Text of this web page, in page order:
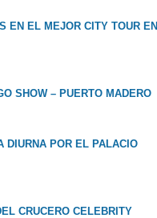
EN EL MEJOR CITY TOUR EN
SHOW – PUERTO MADERO
DIURNA POR EL PALACIO
CRUCERO CELEBRITY